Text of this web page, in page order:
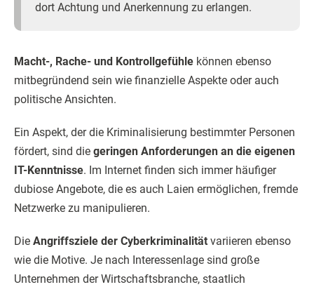
dort Achtung und Anerkennung zu erlangen.
Macht-, Rache- und Kontrollgefühle können ebenso
mitbegründend sein wie finanzielle Aspekte oder auch
politische Ansichten.
Ein Aspekt, der die Kriminalisierung bestimmter Personen
fördert, sind die geringen Anforderungen an die eigenen
IT-Kenntnisse. Im Internet finden sich immer häufiger
dubiose Angebote, die es auch Laien ermöglichen, fremde
Netzwerke zu manipulieren.
Die Angriffsziele der Cyberkriminalität variieren ebenso
wie die Motive. Je nach Interessenlage sind große
Unternehmen der Wirtschaftsbranche, staatlich